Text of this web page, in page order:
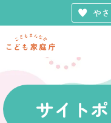
や
サイト